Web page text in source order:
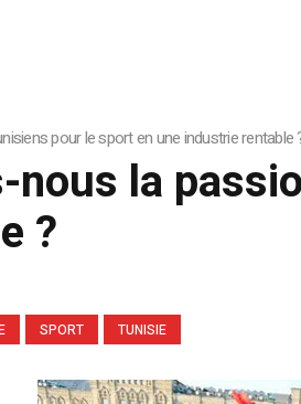
pour le sport en une industrie rentable
nous la
?
SPORT TUNISIE